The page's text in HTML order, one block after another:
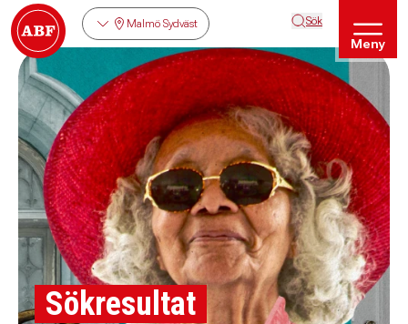
Malmö Sydväst Sök
Meny
Sökresultat